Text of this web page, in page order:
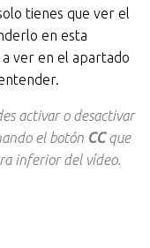
tienes que ver el
en esta
ver en el apartado
activar o desactivar
el botón CCque
inferior del vídeo.